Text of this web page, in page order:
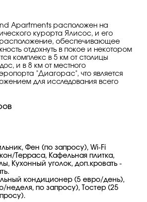
Apartments расположен на
курорта Ялисос, и его
расположение, обеспечивающее
отдохнуть в покое и некотором
комплекс в 5 км от столицы
и в 8 км от местного
"Диагорас", что является
для исследования всего
Фен (по запросу), Wi-Fi
Терраса, Кафельная плитка,
Кухонный уголок, доп.кровать -
кондиционер (5 евро/день),
неделя, по запросу), Тостер (25